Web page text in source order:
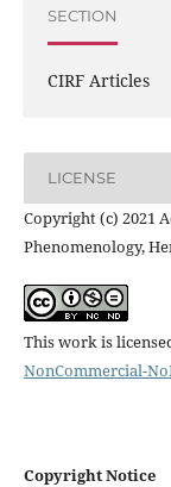
SECTION
CIRF Articles
LICENSE
Copyright (c) 2021
Phenomenology,
This work is
NonCommercial-
Copyright Notice